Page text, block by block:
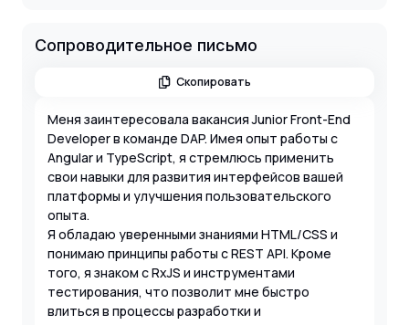
Сопроводительное письмо
Скопировать
Меня заинтересовала вакансия Junior Front-End
Developer в команде DAP. Имея опыт работы с
Angular и TypeScript, я стремлюсь применить
свои навыки для развития интерфейсов вашей
платформы и улучшения пользовательского
опыта.
Я обладаю уверенными знаниями HTML/CSS и
понимаю принципы работы с REST API. Кроме
того, я знаком с RxJS и инструментами
тестирования, что позволит мне быстро
влиться в процессы разработки и